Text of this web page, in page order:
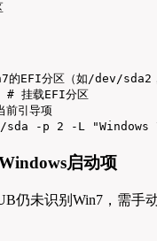
分区（如/dev/sda2，
挂载EFI分区
引导项
-p 2 -L "Windows
启动项
仍未识别Win7，需手